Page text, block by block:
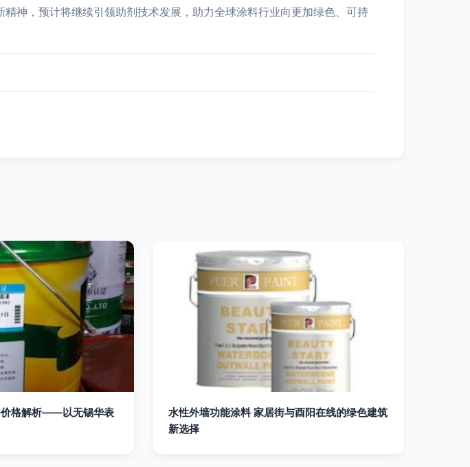
神，预计将继续引领助剂技术发展，助力全球涂料行业向更加绿色、可持
价格解析——以无锡华表
水性外墙功能涂料 家居街与酉阳在线的绿色建筑
新选择